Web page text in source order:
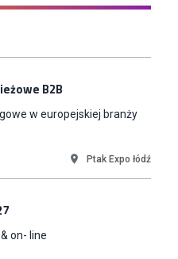
Ruchu
B2B (K/M/N)
Warszawa
B2B
w europejskiej branży
Ptak Expo łódź
on- line